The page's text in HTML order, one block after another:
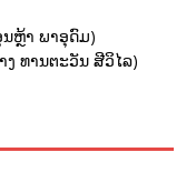
ນຫຼ້າ ພາອຸດົມ)
ງ ທານຕະວັນ ສີວິໄລ)